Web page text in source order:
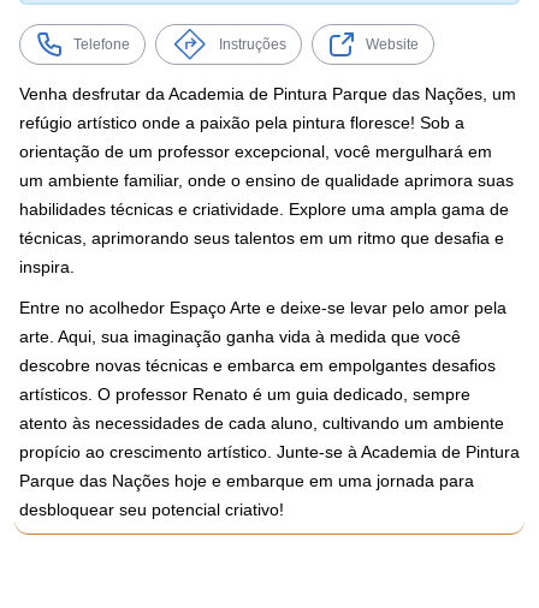
Telefone Instruções Website
Venha desfrutar da Academia de Pintura Parque das Nações, um
refúgio artístico onde a paixão pela pintura floresce! Sob a
orientação de um professor excepcional, você mergulhará em
um ambiente familiar, onde o ensino de qualidade aprimora suas
habilidades técnicas e criatividade. Explore uma ampla gama de
técnicas, aprimorando seus talentos em um ritmo que desafia e
inspira.
Entre no acolhedor Espaço Arte e deixe-se levar pelo amor pela
arte. Aqui, sua imaginação ganha vida à medida que você
descobre novas técnicas e embarca em empolgantes desafios
artísticos. O professor Renato é um guia dedicado, sempre
atento às necessidades de cada aluno, cultivando um ambiente
propício ao crescimento artístico. Junte-se à Academia de Pintura
Parque das Nações hoje e embarque em uma jornada para
desbloquear seu potencial criativo!